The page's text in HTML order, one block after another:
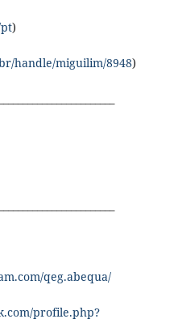
)
handle/miguilim/8948)
qeg.abequa/
profile.php?